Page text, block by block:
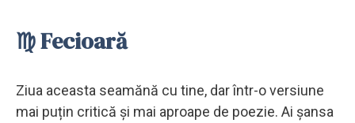
♍ Fecioară
Ziua aceasta seamănă cu tine, dar într-o versiune
mai puțin critică și mai aproape de poezie. Ai șansa